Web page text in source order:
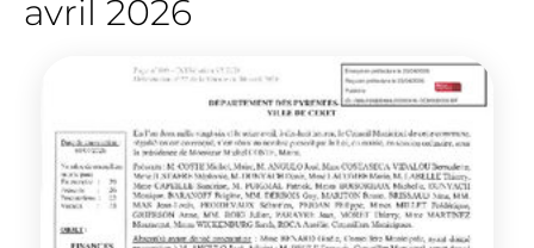
avril 2026